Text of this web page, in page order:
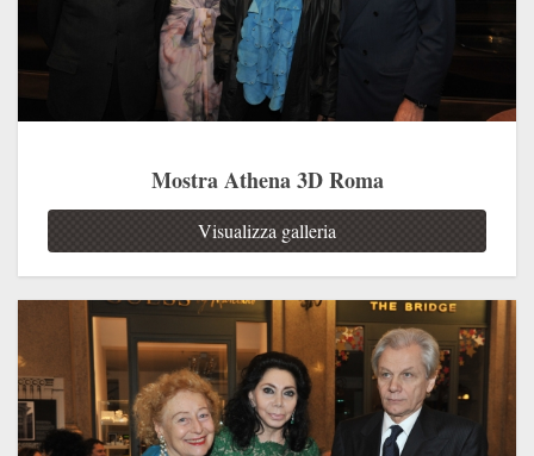
Mostra Athena 3D Roma
Visualizza galleria